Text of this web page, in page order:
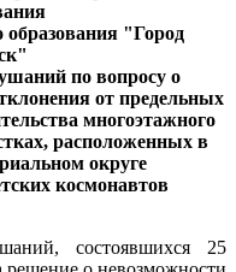
образования "Город
по вопросу о
от предельных
многоэтажного
расположенных в
округе
космонавтов
состоявшихся 25